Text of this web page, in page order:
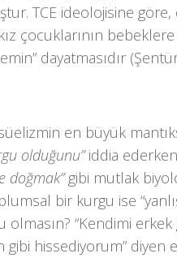
TCE ideolojisine göre,
çocuklarının
dayatmasıdır
en büyük
olduğunu”iddia
doğmak”gibi mutlak
bir kurgu ise
“Kendimi erkek
gibi hissediyorum”